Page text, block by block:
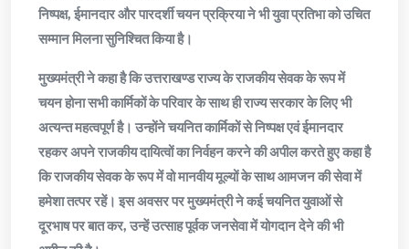
निष्पक्ष, ईमानदार और पारदर्शी चयन प्रक्रिया ने भी युवा प्रतिभा को उचित
सम्मान मिलना सुनिश्चित किया है।
मुख्यमंत्री ने कहा है कि उत्तराखण्ड राज्य के राजकीय सेवक के रूप में
चयन होना सभी कार्मिकों के परिवार के साथ ही राज्य सरकार के लिए भी
अत्यन्त महत्वपूर्ण है। उन्होंने चयनित कार्मिकों से निष्पक्ष एवं ईमानदार
रहकर अपने राजकीय दायित्वों का निर्वहन करने की अपील करते हुए कहा है
कि राजकीय सेवक के रूप में वो मानवीय मूल्यों के साथ आमजन की सेवा में
हमेशा तत्पर रहें। इस अवसर पर मुख्यमंत्री ने कई चयनित युवाओं से
दूरभाष पर बात कर, उन्हें उत्साह पूर्वक जनसेवा में योगदान देने की भी